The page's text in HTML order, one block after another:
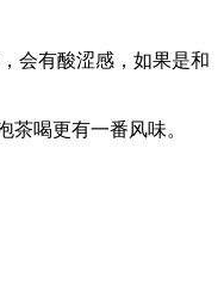
会有酸涩感，如果是和
喝更有一番风味。